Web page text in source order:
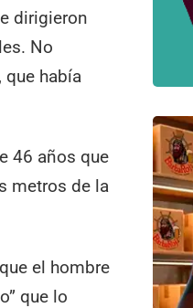
dirigieron
No
había
46 años que
metros de la
el hombre
que lo